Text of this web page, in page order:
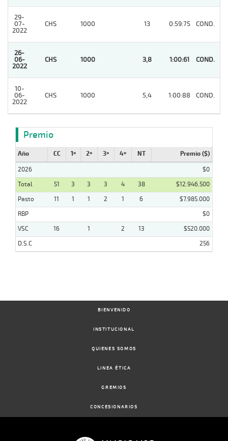
29-
07-
2022
CHS 1000 13 0:59:75 COND.
26-
06-
2022
CHS 1000 3,8 1:00:61 COND.
10-
06-
2022
CHS 1000 5,4 1:00:88 COND.
Premio
Año CC 1º 2º 3º 4º NT Premio ($)
2026
$0
Total
51 3 3 3 4 38
$12.946.500
Pasto
11 1 1 2 1 6
$7.985.000
RBP
$0
VSC
16 1 2 13
$520.000
D.S.C
256
BIENVENIDO
INSTITUCIONAL
QUIENES SOMOS
LINEA ÉTICA
GREMIOS
CONCESIONARIOS